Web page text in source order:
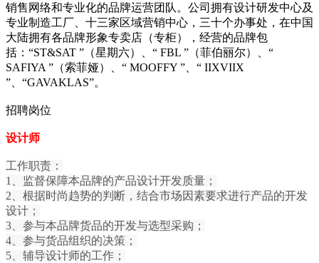
销售网络和专业化的品牌运营团队。公司拥有设计研发中心及
专业制造工厂、十三家区域营销中心，三十个办事处，在中国
大陆拥有各品牌形象专卖店（专柜），经营的品牌包
括：“ST&SAT ”（星期六）、“ FBL ”（菲伯丽尔）、“
SAFIYA ”（索菲娅）、“ MOOFFY ”、“ IIXVIIX
”、“GAVAKLAS”。
招聘岗位
设计师
工作职责：
1、监督保障本品牌的产品设计开发质量；
2、根据时尚趋势的判断，结合市场因素要求进行产品的开发
设计；
3、参与本品牌货品的开发与选型采购；
4、参与货品组织的决策；
5、辅导设计师的工作；